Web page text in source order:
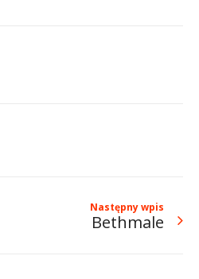
Następny wpis
Bethmale